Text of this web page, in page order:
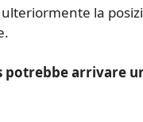
la
potrebbe arrivare